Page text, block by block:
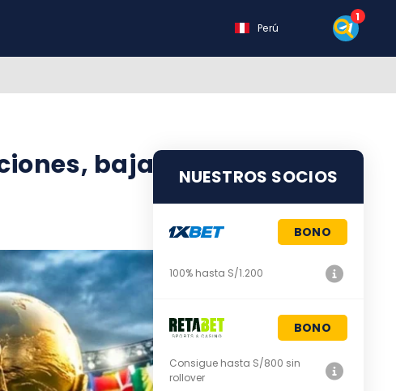
Perú
bajas | Mundial 2026
NUESTROS SOCIOS
BONO
100% hasta S/1.200
BONO
Consigue hasta S/800 sin
rollover